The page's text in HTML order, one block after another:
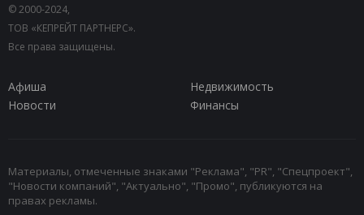
© 2000-2024,
ТОВ «КЕПРЕЙТ ПАРТНЕРС».
Все права защищены.
Афиша
Недвижимость
Новости
Финансы
Материалы, отмеченные знаками "Реклама", "PR", "Спецпроект",
"Новости компаний", "Актуально", "Промо", публикуются на
правах рекламы.